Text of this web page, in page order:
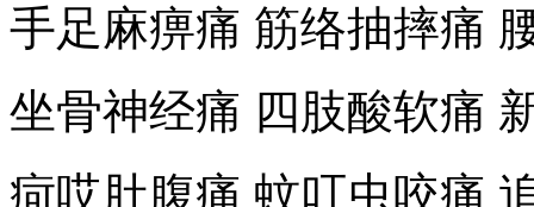
手足麻痹痛 筋络抽摔痛
坐骨神经痛 四肢酸软痛
疴哎肚腹痛 蚊叮虫咬痛